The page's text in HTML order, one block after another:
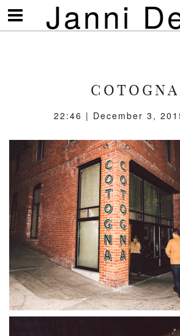
Janni
Visa/göm
meny
COTOGNA
22:46 | December 3,